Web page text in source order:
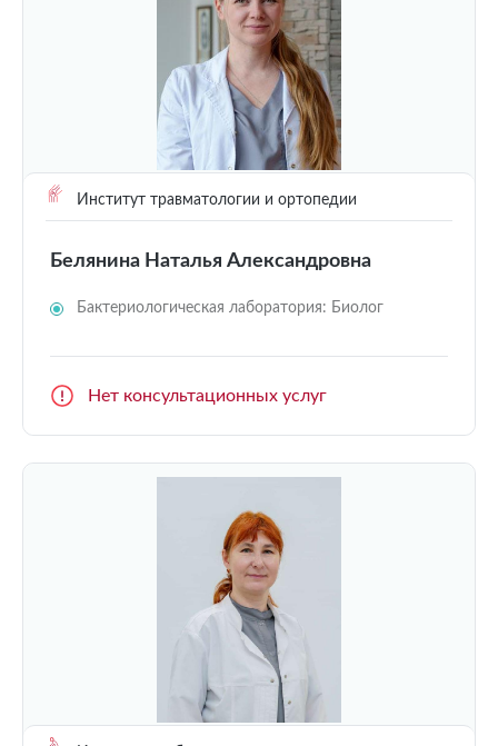
Институт травматологии и ортопедии
Белянина Наталья Александровна
Бактериологическая лаборатория: Биолог
Нет консультационных услуг